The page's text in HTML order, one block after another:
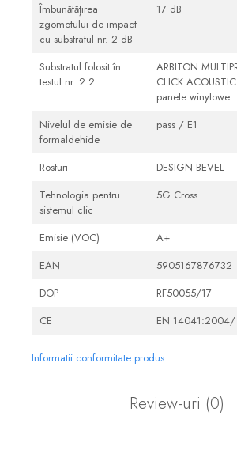
Îmbunătățirea
zgomotului de impact
cu substratul nr. 2 dB
17 dB
Substratul folosit în
testul nr. 2 2
ARBITON
CLICK
panele winylowe
Nivelul de emisie de
formaldehide
pass / E1
Rosturi
DESIGN BEVEL
Tehnologia pentru
sistemul clic
5G Cross
Emisie (VOC)
A+
EAN
5905167876732
DOP
RF50055/17
CE
EN
Informatii conformitate produs
Review-uri (0)